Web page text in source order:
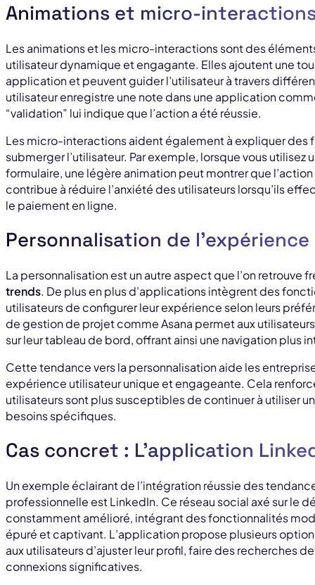
Animations et micro-
Les animations et les micro-interactions sont des
utilisateur dynamique et engagante. Elles ajoutent une
application et peuvent guider l’utilisateur à travers
utilisateur enregistre une note dans une application
“validation” lui indique que l’action a été réussie.
Les micro-interactions aident également à expliquer des
submerger l’utilisateur. Par exemple, lorsque vous utilisez
formulaire, une légère animation peut montrer que
contribue à réduire l’anxiété des utilisateurs lorsqu’ils
le paiement en ligne.
Personnalisation de
La personnalisation est un autre aspect que l’on retrouve
trends. De plus en plus d’applications intègrent des
utilisateurs de configurer leur expérience selon leurs
de gestion de projet comme Asana permet aux
sur leur tableau de bord, offrant ainsi une navigation plus
Cette tendance vers la personnalisation aide les
expérience utilisateur unique et engageante. Cela
utilisateurs sont plus susceptibles de continuer à utiliser
besoins spécifiques.
Cas concret : L’application
Un exemple éclairant de l’intégration réussie des
professionnelle est LinkedIn. Ce réseau social axé sur le
constamment amélioré, intégrant des fonctionnalités
épuré et captivant. L’application propose plusieurs
aux utilisateurs d’ajuster leur profil, faire des recherches
connexions significatives.